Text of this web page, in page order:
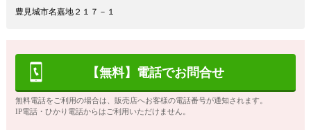
豊見城市名嘉地２１７－１
【無料】電話でお問合せ
無料電話をご利用の場合は、販売店へお客様の電話番号が通知されます。
IP電話・ひかり電話からはご利用いただけません。